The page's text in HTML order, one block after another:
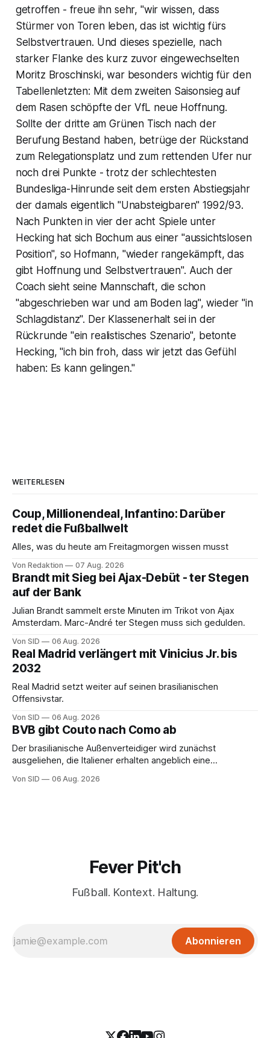
getroffen - freue ihn sehr, "wir wissen, dass
Stürmer von Toren leben, das ist wichtig fürs
Selbstvertrauen. Und dieses spezielle, nach
starker Flanke des kurz zuvor eingewechselten
Moritz Broschinski, war besonders wichtig für den
Tabellenletzten: Mit dem zweiten Saisonsieg auf
dem Rasen schöpfte der VfL neue Hoffnung.
Sollte der dritte am Grünen Tisch nach der
Berufung Bestand haben, betrüge der Rückstand
zum Relegationsplatz und zum rettenden Ufer nur
noch drei Punkte - trotz der schlechtesten
Bundesliga-Hinrunde seit dem ersten Abstiegsjahr
der damals eigentlich "Unabsteigbaren" 1992/93.
Nach Punkten in vier der acht Spiele unter
Hecking hat sich Bochum aus einer "aussichtslosen
Position", so Hofmann, "wieder rangekämpft, das
gibt Hoffnung und Selbstvertrauen". Auch der
Coach sieht seine Mannschaft, die schon
"abgeschrieben war und am Boden lag", wieder "in
Schlagdistanz". Der Klassenerhalt sei in der
Rückrunde "ein realistisches Szenario", betonte
Hecking, "ich bin froh, dass wir jetzt das Gefühl
haben: Es kann gelingen."
WEITERLESEN
Coup, Millionendeal, Infantino: Darüber
redet die Fußballwelt
Alles, was du heute am Freitagmorgen wissen musst
Von Redaktion 07 Aug. 2026
Brandt mit Sieg bei Ajax-Debüt - ter Stegen
auf der Bank
Julian Brandt sammelt erste Minuten im Trikot von Ajax
Amsterdam. Marc-André ter Stegen muss sich gedulden.
Von SID 06 Aug. 2026
Real Madrid verlängert mit Vinicius Jr. bis
2032
Real Madrid setzt weiter auf seinen brasilianischen
Offensivstar.
Von SID 06 Aug. 2026
BVB gibt Couto nach Como ab
Der brasilianische Außenverteidiger wird zunächst
ausgeliehen, die Italiener erhalten angeblich eine
Von SID 06 Aug. 2026
Fever Pit'ch
Fußball. Kontext. Haltung.
Abonnieren